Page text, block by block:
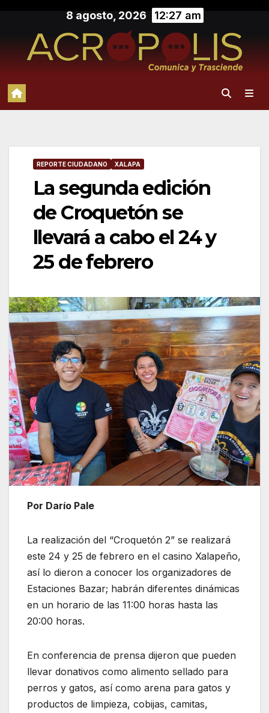
contenido
8 agosto, 2026 12:27 am
REPORTE CIUDADANO XALAPA
La segunda edición
de Croquetón se
llevará a cabo el 24 y
25 de febrero
Por Darío Pale
La realización del “Croquetón 2” se realizará
este 24 y 25 de febrero en el casino Xalapeño,
así lo dieron a conocer los organizadores de
Estaciones Bazar; habrán diferentes dinámicas
en un horario de las 11:00 horas hasta las
20:00 horas.
En conferencia de prensa dijeron que pueden
llevar donativos como alimento sellado para
perros y gatos, así como arena para gatos y
productos de limpieza, cobijas, camitas,